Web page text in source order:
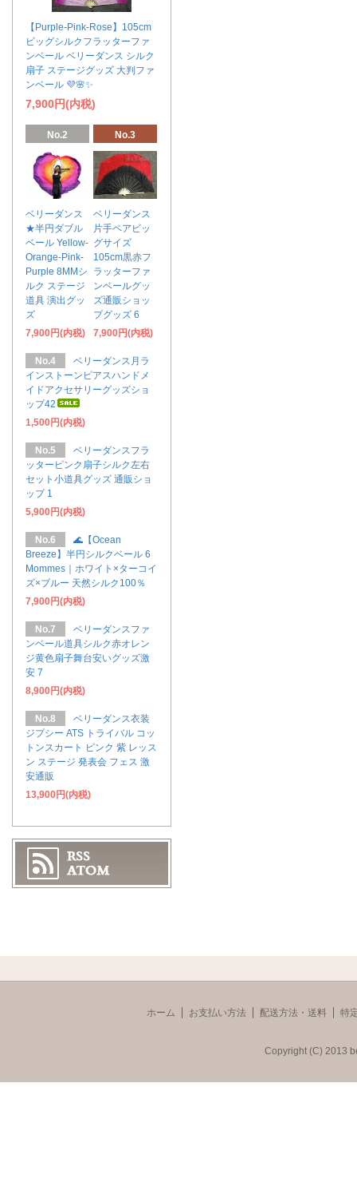
【Purple-Pink-Rose】105cm
ビッグシルクフラッターファ
ンベール ベリーダンス シルク
扇子 ステージグッズ 大判ファ
ンベール 💜🌸✨
7,900円(内税)
No.2
ベリーダンス
★半円ダブル
ベール Yellow-
Orange-Pink-
Purple 8MMシ
ルク ステージ
道具 演出グッ
ズ
7,900円(内税)
No.3
ベリーダンス
片手ペアビッ
グサイズ
105cm黒赤フ
ラッターファ
ンベールグッ
ズ通販ショッ
プグッズ 6
7,900円(内税)
No.4
ベリーダンス月ラ
インストーンピアスハンドメ
イドアクセサリーグッズショ
ップ42
1,500円(内税)
No.5
ベリーダンスフラ
ッターピンク扇子シルク左右
セット小道具グッズ 通販ショ
ップ 1
5,900円(内税)
No.6
🌊【Ocean
Breeze】半円シルクベール 6
Mommes｜ホワイト×ターコイ
ズ×ブルー 天然シルク100％
7,900円(内税)
No.7
ベリーダンスファ
ンベール道具シルク赤オレン
ジ黄色扇子舞台安いグッズ激
安 7
8,900円(内税)
No.8
ベリーダンス衣装
ジプシー ATS トライバル コッ
トンスカート ピンク 紫 レッス
ン ステージ 発表会 フェス 激
安通販
13,900円(内税)
ホーム お支払い方法 配送方法・送料 特
Copyright (C) 2013